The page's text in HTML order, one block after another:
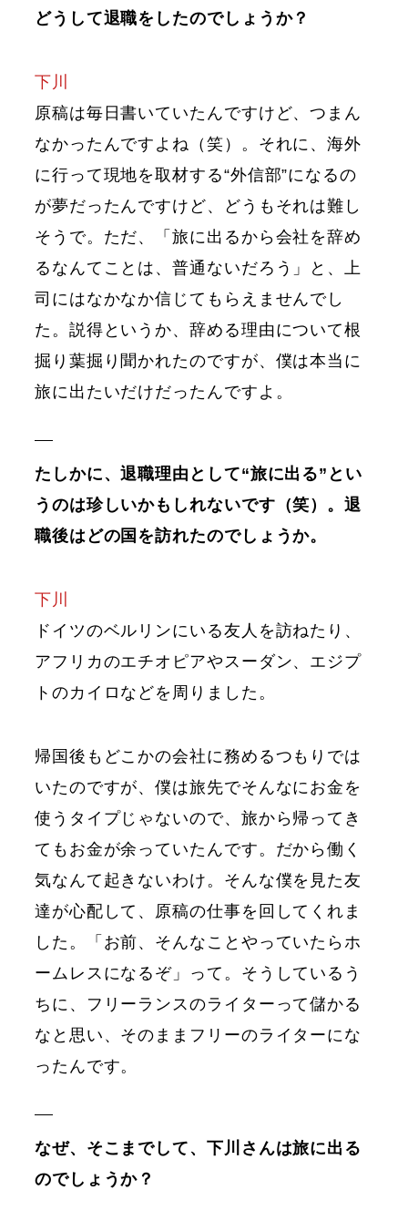
どうして退職をしたのでしょうか？
下川
原稿は毎日書いていたんですけど、つまん
なかったんですよね（笑）。それに、海外
に行って現地を取材する“外信部”になるの
が夢だったんですけど、どうもそれは難し
そうで。ただ、「旅に出るから会社を辞め
るなんてことは、普通ないだろう」と、上
司にはなかなか信じてもらえませんでし
た。説得というか、辞める理由について根
掘り葉掘り聞かれたのですが、僕は本当に
旅に出たいだけだったんですよ。
たしかに、退職理由として“旅に出る”とい
うのは珍しいかもしれないです（笑）。退
職後はどの国を訪れたのでしょうか。
下川
ドイツのベルリンにいる友人を訪ねたり、
アフリカのエチオピアやスーダン、エジプ
トのカイロなどを周りました。
帰国後もどこかの会社に務めるつもりでは
いたのですが、僕は旅先でそんなにお金を
使うタイプじゃないので、旅から帰ってき
てもお金が余っていたんです。だから働く
気なんて起きないわけ。そんな僕を見た友
達が心配して、原稿の仕事を回してくれま
した。「お前、そんなことやっていたらホ
ームレスになるぞ」って。そうしているう
ちに、フリーランスのライターって儲かる
なと思い、そのままフリーのライターにな
ったんです。
なぜ、そこまでして、下川さんは旅に出る
のでしょうか？